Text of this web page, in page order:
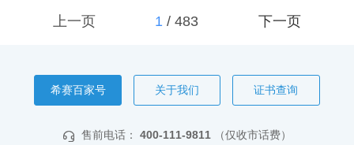
上一页 1/ 483 下一页
希赛百家号 关于我们 证书查询
售前电话： 400-111-9811 （仅收市话费）